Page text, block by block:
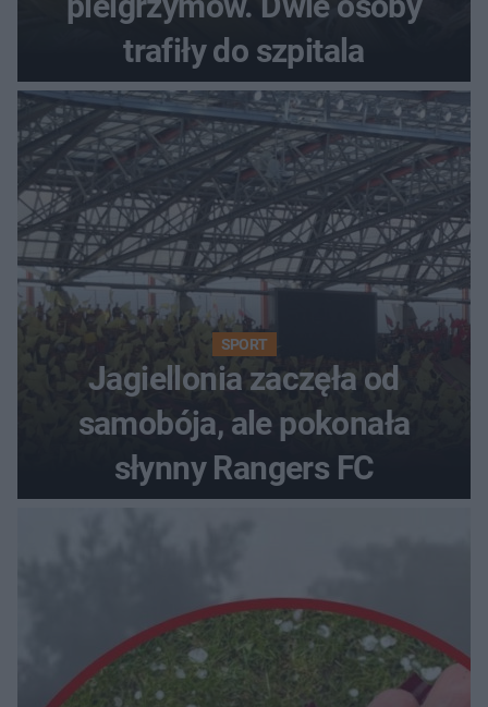
trafiły do szpitala
SPORT
Jagiellonia zaczęła od
samobója, ale pokonała
słynny Rangers FC